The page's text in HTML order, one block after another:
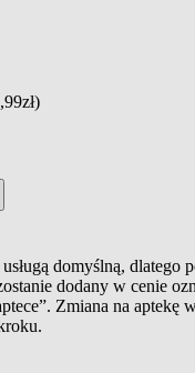
)
domyślną, dlatego
dodany w cenie
Zmiana na aptekę